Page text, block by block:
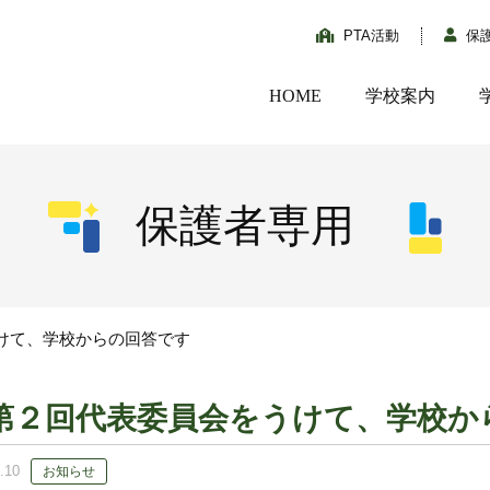
PTA活動 保
HOME 学校案内
保護者専用
て、学校からの回答です
２回代表委員会をうけて、学校
お知らせ